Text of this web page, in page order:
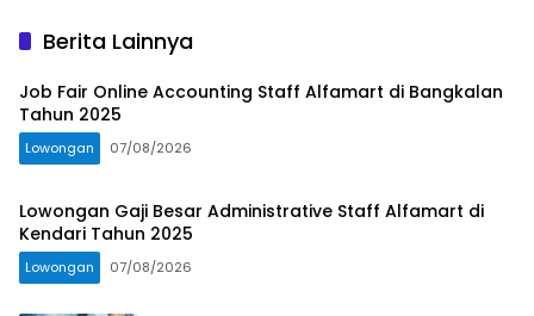
Berita Lainnya
Job Fair Online Accounting Staff Alfamart di Bangkalan
Tahun 2025
Lowongan 07/08/2026
Lowongan Gaji Besar Administrative Staff Alfamart di
Kendari Tahun 2025
Lowongan 07/08/2026